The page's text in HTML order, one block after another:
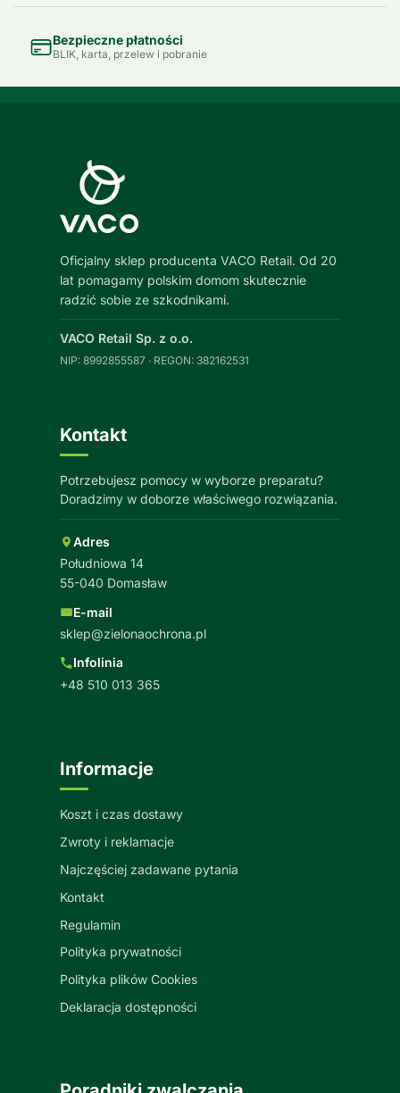
Bezpieczne płatności
BLIK, karta, przelew i pobranie
Oficjalny sklep producenta VACO Retail. Od 20
lat pomagamy polskim domom skutecznie
radzić sobie ze szkodnikami.
VACO Retail Sp. z o.o.
NIP: 8992855587 · REGON: 382162531
Kontakt
Potrzebujesz pomocy w wyborze preparatu?
Doradzimy w doborze właściwego rozwiązania.
Adres
Południowa 14
55-040 Domasław
E-mail
sklep@zielonaochrona.pl
Infolinia
+48 510 013 365
Informacje
Koszt i czas dostawy
Zwroty i reklamacje
Najczęściej zadawane pytania
Kontakt
Regulamin
Polityka prywatności
Polityka plików Cookies
Deklaracja dostępności